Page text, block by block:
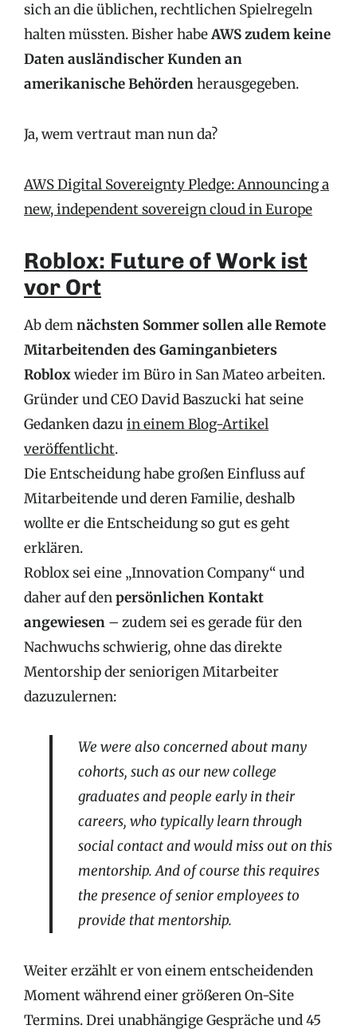
sich an die üblichen, rechtlichen Spielregeln
halten müssten. Bisher habeAWS zudem keine
Daten ausländischer Kunden an
amerikanische Behördenherausgegeben.
Ja, wem vertraut man nun da?
AWS Digital Sovereignty Pledge: Announcing a
new, independent sovereign cloud in Europe
Roblox: Future of Work ist
vor Ort
Ab demnächsten Sommer sollen alle Remote
Mitarbeitenden des Gaminganbieters
Robloxwieder im Büro in San Mateo arbeiten.
Gründer und CEO David Baszucki hat seine
Gedanken dazu in einem Blog-Artikel
veröffentlicht.
Die Entscheidung habe großen Einfluss auf
Mitarbeitende und deren Familie, deshalb
wollte er die Entscheidung so gut es geht
erklären.
Roblox sei eine „Innovation Company“ und
daher auf denpersönlichen Kontakt
angewiesen – zudem sei es gerade für den
Nachwuchs schwierig, ohne das direkte
Mentorship der seniorigen Mitarbeiter
dazuzulernen:
We were also concerned about many
cohorts, such as our new college
graduates and people early in their
careers, who typically learn through
social contact and would miss out on this
mentorship. And of course this requires
the presence of senior employees to
provide that mentorship.
Weiter erzählt er von einem entscheidenden
Moment während einer größeren On-Site
Termins. Drei unabhängige Gespräche und 45